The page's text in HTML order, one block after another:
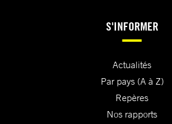
S'INFORMER
Actualités
Par pays (A à Z)
Repères
Nos rapports